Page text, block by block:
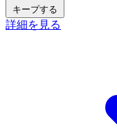
キープする
詳細を見る